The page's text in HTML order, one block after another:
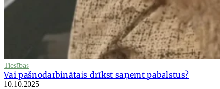
Tiesības
Vai pašnodarbinātais drīkst saņemt pabalstus?
10.10.2025